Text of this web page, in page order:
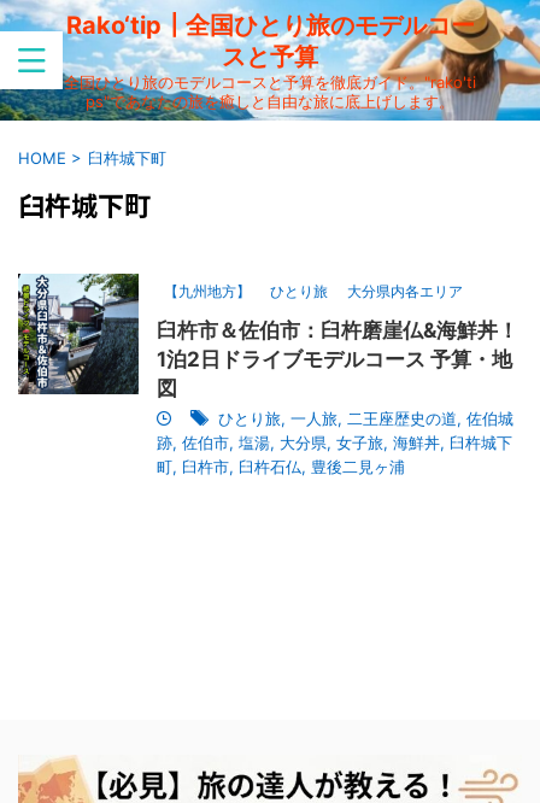
Rako‘tip┃全国ひとり旅のモデルコー
スと予算
全国ひとり旅のモデルコースと予算を徹底ガイド。"rako'ti
ps"であなたの旅を癒しと自由な旅に底上げします。
HOME > 臼杵城下町
臼杵城下町
【九州地方】 ひとり旅 大分県内各エリア
臼杵市＆佐伯市：臼杵磨崖仏&海鮮丼！
1泊2日ドライブモデルコース 予算・地
図
ひとり旅, 一人旅, 二王座歴史の道, 佐伯城
跡, 佐伯市, 塩湯, 大分県, 女子旅, 海鮮丼, 臼杵城下
町, 臼杵市, 臼杵石仏, 豊後二見ヶ浦